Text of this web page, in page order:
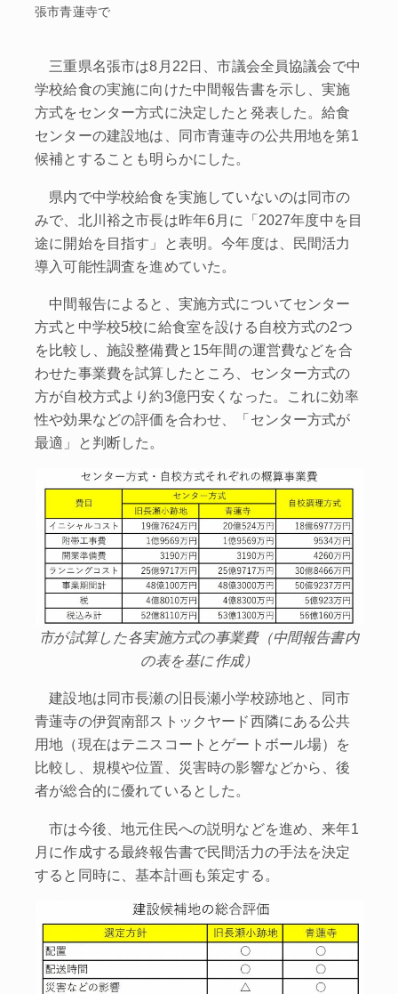
張市青蓮寺で
三重県名張市は8月22日、市議会全員協議会で中
学校給食の実施に向けた中間報告書を示し、実施
方式をセンター方式に決定したと発表した。給食
センターの建設地は、同市青蓮寺の公共用地を第1
候補とすることも明らかにした。
県内で中学校給食を実施していないのは同市の
みで、北川裕之市長は昨年6月に「2027年度中を目
途に開始を目指す」と表明。今年度は、民間活力
導入可能性調査を進めていた。
中間報告によると、実施方式についてセンター
方式と中学校5校に給食室を設ける自校方式の2つ
を比較し、施設整備費と15年間の運営費などを合
わせた事業費を試算したところ、センター方式の
方が自校方式より約3億円安くなった。これに効率
性や効果などの評価を合わせ、「センター方式が
最適」と判断した。
市が試算した各実施方式の事業費（中間報告書内
の表を基に作成）
建設地は同市長瀬の旧長瀬小学校跡地と、同市
青蓮寺の伊賀南部ストックヤード西隣にある公共
用地（現在はテニスコートとゲートボール場）を
比較し、規模や位置、災害時の影響などから、後
者が総合的に優れているとした。
市は今後、地元住民への説明などを進め、来年1
月に作成する最終報告書で民間活力の手法を決定
すると同時に、基本計画も策定する。